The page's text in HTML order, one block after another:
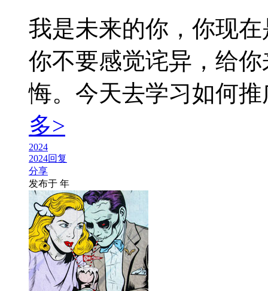
我是未来的你，你现
你不要感觉诧异，给
悔。今天去学习如何
多>
2024
2024回复
分享
发布于 年